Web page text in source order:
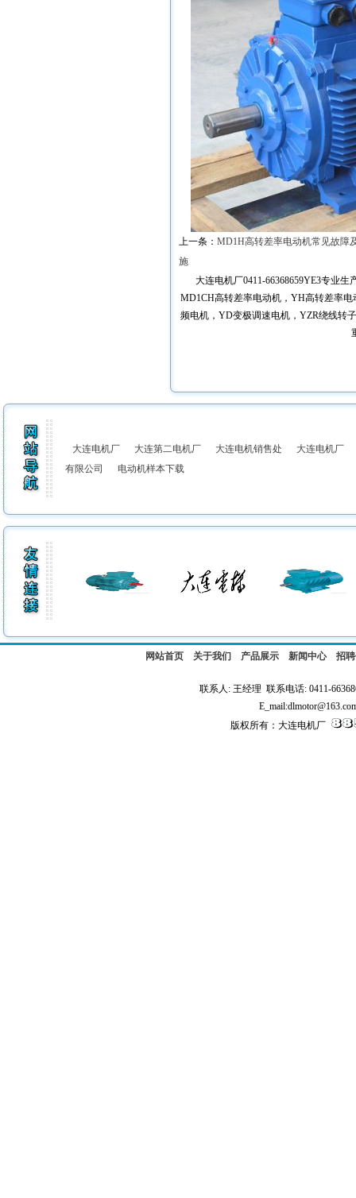
上一条： MD1H高转差率电动机常见故障
施
大连电机厂0411-66368659YE3专业
MD1CH高转差率电动机，YH高转差率
频电机，YD变极调速电机，YZR绕线转
大连电机厂 大连第二电机厂 大连电机销售处
大连电机厂
有限公司
电动机样本下载
网站首页 关于我们 产品展示 新闻中心 招
联系人: 王经理 联系电话: 0411-
版权所有：大连电机厂